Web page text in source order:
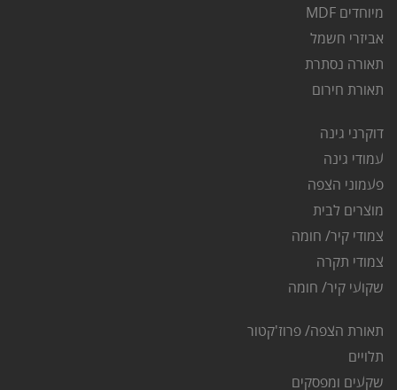
מיוחדים MDF
אביזרי חשמל
תאורה נסתרת
תאורת חירום
דוקרני גינה
עמודי גינה
פעמוני הצפה
מוצרים לבית
צמודי קיר/ חומה
צמודי תקרה
שקועי קיר/ חומה
תאורת הצפה/ פרוז'קטור
תלויים
שקעים ומפסקים